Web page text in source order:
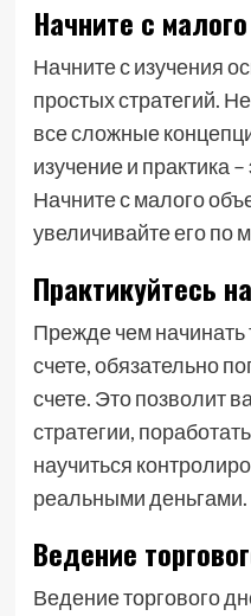
Начните с малого
Начните с изучения
простых стратегий.
все сложные
изучение и практика
Начните с малого
увеличивайте его по
Практикуйтесь
Прежде чем начинать
счете, обязательно
счете. Это позволит
стратегии,
научиться
реальными деньгами.
Ведение
Ведение торгового